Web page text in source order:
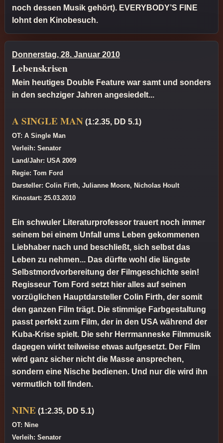
noch dessen Musik gehört). EVERYBODY’S FINE
lohnt den Kinobesuch.
Donnerstag, 28. Januar 2010
Lebenskrisen
Mein heutiges Double Feature war samt und sonders
in den sechziger Jahren angesiedelt...
A SINGLE MAN (1:2.35, DD 5.1)
OT: A Single Man
Verleih: Senator
Land/Jahr: USA 2009
Regie: Tom Ford
Darsteller: Colin Firth, Julianne Moore, Nicholas Hoult
Kinostart: 25.03.2010
Ein schwuler Literaturprofessor trauert noch immer
seinem bei einem Unfall ums Leben gekommenen
Liebhaber nach und beschließt, sich selbst das
Leben zu nehmen... Das dürfte wohl die längste
Selbstmordvorbereitung der Filmgeschichte sein!
Regisseur Tom Ford setzt hier alles auf seinen
vorzüglichen Hauptdarsteller Colin Firth, der somit
den ganzen Film trägt. Die stimmige Farbgestaltung
passt perfekt zum Film, der in den USA während der
Kuba-Krise spielt. Die sehr Herrmanneske Filmmusik
dagegen wirkt teilweise etwas aufgesetzt. Der Film
wird ganz sicher nicht die Masse ansprechen,
sondern eine Nische bedienen. Und nur die wird ihn
vermutlich toll finden.
NINE (1:2.35, DD 5.1)
OT: Nine
Verleih: Senator